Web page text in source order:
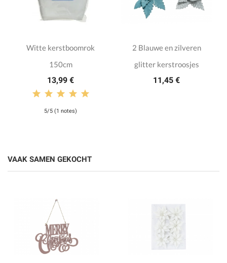
Witte kerstboomrok
150cm
13,99 €
5/5 (1 notes)
2 Blauwe en zilveren
glitter kerstroosjes
11,45 €
VAAK SAMEN GEKOCHT